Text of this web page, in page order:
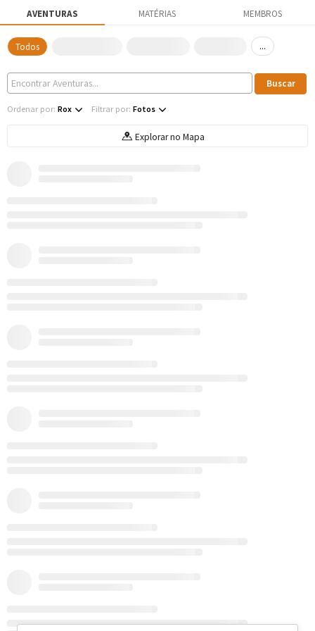
AVENTURAS MATÉRIAS MEMBROS
Todos ...
Ordenar por: Rox Filtrar por: Fotos
Explorar no Mapa